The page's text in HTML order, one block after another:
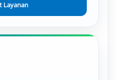
Layanan